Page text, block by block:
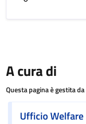
A cura di
Questa pagina è gestita da
Ufficio Welfare